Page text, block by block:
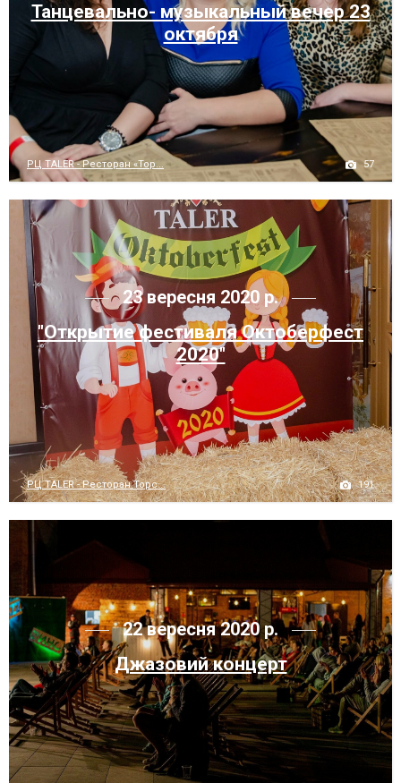
Танцевально- музыкальный вечер 23
октября
РЦ TALER - Ресторан «Тор... 57
23 вересня 2020 р.
"Открытие фестиваля Октоберфест
2020"
РЦ TALER - Ресторан Торс... 191
22 вересня 2020 р.
Джазовий концерт